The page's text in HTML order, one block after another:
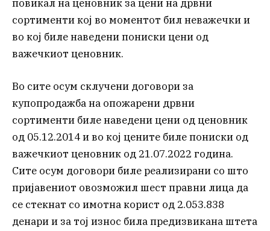
повикал на ценовник за цени на дрвни
сортименти кој во моментот бил неважечки и
во кој биле наведени пониски цени од
важечкиот ценовник.
Во сите осум склучени договори за
купопродажба на опожарени дрвни
сортименти биле наведени цени од ценовник
од 05.12.2014 и во кој цените биле пониски од
важечкиот ценовник од 21.07.2022 година.
Сите осум договори биле реализирани со што
пријавениот овозможил шест правни лица да
се стекнат со имотна корист од 2.053.838
денари и за тој износ била предизвикана штета